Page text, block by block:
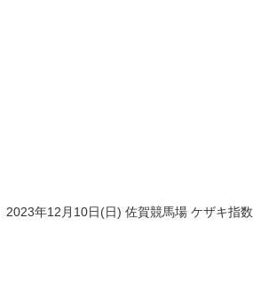
2023年12月10日(日) 佐賀競馬場 ケザキ指数